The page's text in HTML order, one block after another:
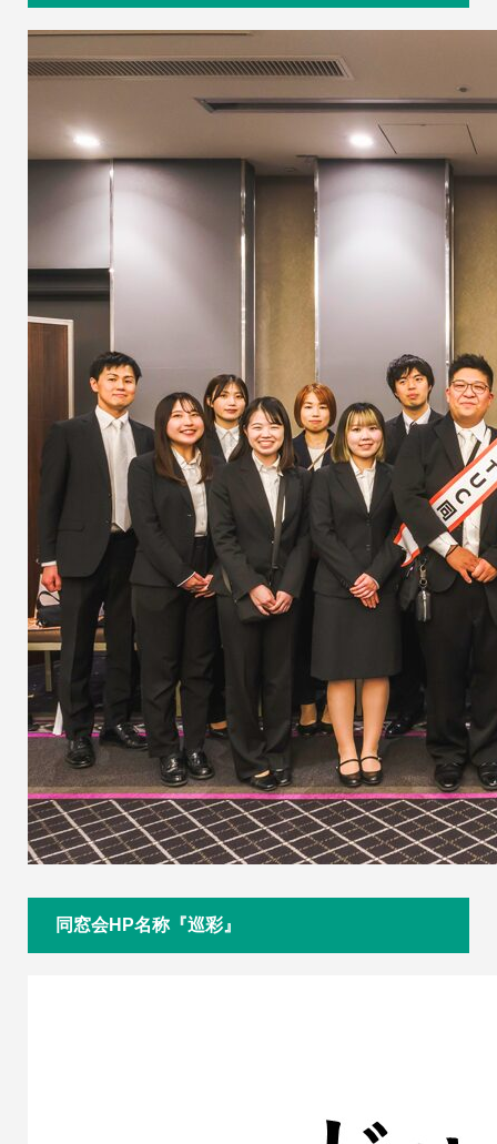
同窓会HP名称『巡彩』